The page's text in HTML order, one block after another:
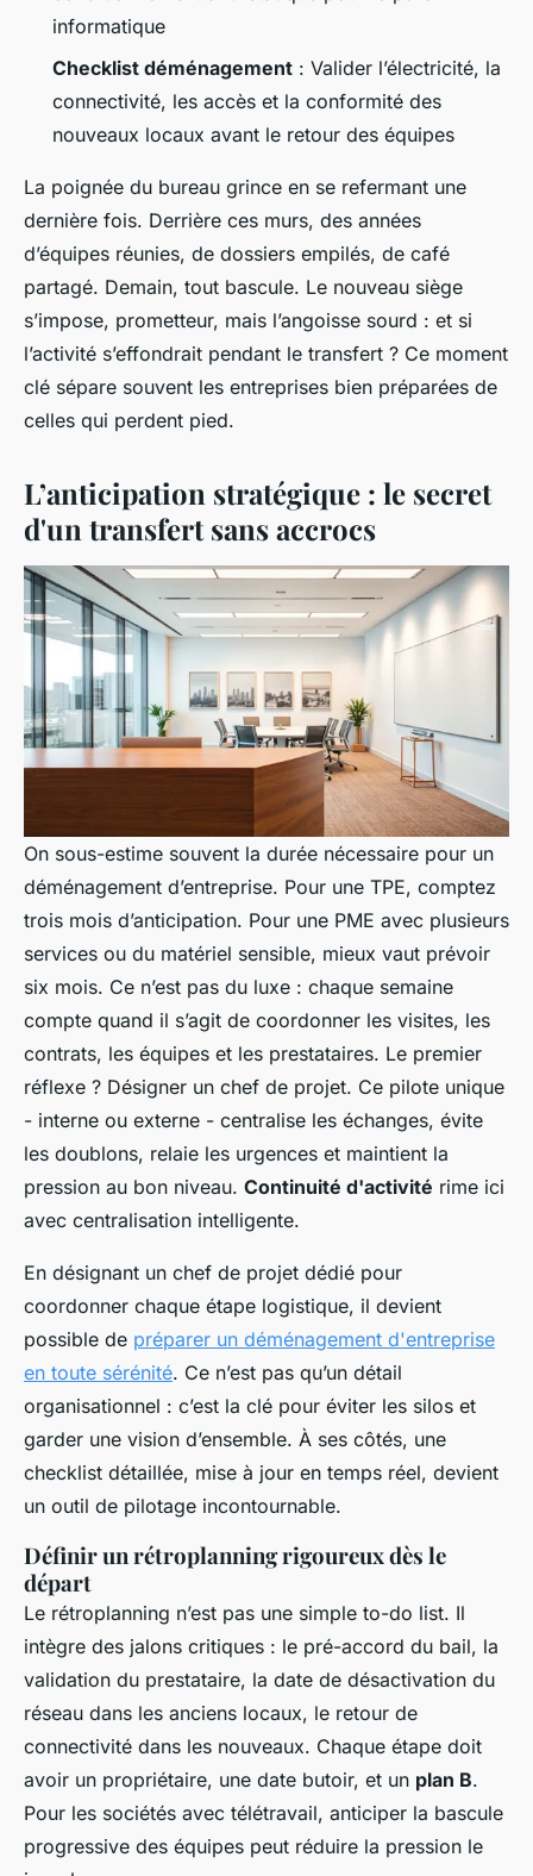
informatique
Checklist déménagement : Valider l’électricité, la
connectivité, les accès et la conformité des
nouveaux locaux avant le retour des équipes
La poignée du bureau grince en se refermant une
dernière fois. Derrière ces murs, des années
d’équipes réunies, de dossiers empilés, de café
partagé. Demain, tout bascule. Le nouveau siège
s’impose, prometteur, mais l’angoisse sourd : et si
l’activité s’effondrait pendant le transfert ? Ce moment
clé sépare souvent les entreprises bien préparées de
celles qui perdent pied.
L’anticipation stratégique : le secret
d'un transfert sans accrocs
On sous-estime souvent la durée nécessaire pour un
déménagement d’entreprise. Pour une TPE, comptez
trois mois d’anticipation. Pour une PME avec plusieurs
services ou du matériel sensible, mieux vaut prévoir
six mois. Ce n’est pas du luxe : chaque semaine
compte quand il s’agit de coordonner les visites, les
contrats, les équipes et les prestataires. Le premier
réflexe ? Désigner un chef de projet. Ce pilote unique
- interne ou externe - centralise les échanges, évite
les doublons, relaie les urgences et maintient la
pression au bon niveau. Continuité d'activité rime ici
avec centralisation intelligente.
En désignant un chef de projet dédié pour
coordonner chaque étape logistique, il devient
possible de préparer un déménagement d'entreprise
en toute sérénité. Ce n’est pas qu’un détail
organisationnel : c’est la clé pour éviter les silos et
garder une vision d’ensemble. À ses côtés, une
checklist détaillée, mise à jour en temps réel, devient
un outil de pilotage incontournable.
Définir un rétroplanning rigoureux dès le
départ
Le rétroplanning n’est pas une simple to-do list. Il
intègre des jalons critiques : le pré-accord du bail, la
validation du prestataire, la date de désactivation du
réseau dans les anciens locaux, le retour de
connectivité dans les nouveaux. Chaque étape doit
avoir un propriétaire, une date butoir, et un plan B.
Pour les sociétés avec télétravail, anticiper la bascule
progressive des équipes peut réduire la pression le